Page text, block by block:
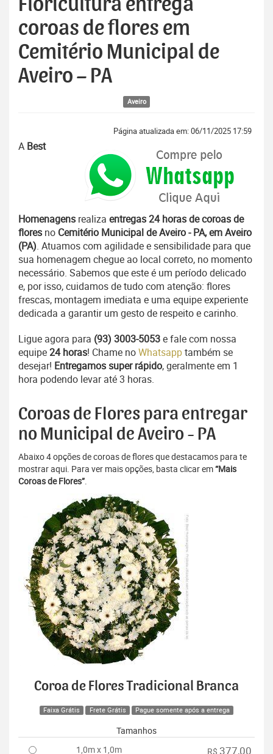
Floricultura entrega
coroas de flores em
Cemitério Municipal de
Aveiro – PA
Aveiro
Página atualizada em: 06/11/2025 17:59
A Best
Homenagens realiza entregas 24 horas de coroas de
flores no Cemitério Municipal de Aveiro - PA, em Aveiro
(PA). Atuamos com agilidade e sensibilidade para que
sua homenagem chegue ao local correto, no momento
necessário. Sabemos que este é um período delicado
e, por isso, cuidamos de tudo com atenção: flores
frescas, montagem imediata e uma equipe experiente
dedicada a garantir um gesto de respeito e carinho.
Ligue agora para (93) 3003-5053e fale com nossa
equipe24 horas! Chame noWhatsapptambém se
desejar! Entregamos super rápido, geralmente em 1
hora podendo levar até 3 horas.
Coroas de Flores para entregar
no Municipal de Aveiro - PA
Abaixo 4 opções de coroas de flores que destacamos para te
mostrar aqui. Para ver mais opções, basta clicar em“Mais
Coroas de Flores”.
Coroa de Flores Tradicional Branca
Faixa Grátis Frete Grátis Pague somente após a entrega
Tamanhos
1,0m x 1,0m
R$ 377,00